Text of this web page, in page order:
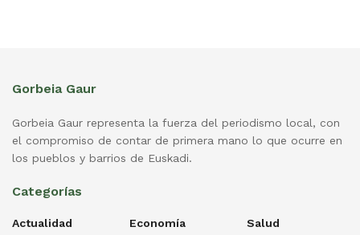
Gorbeia Gaur
Gorbeia Gaur representa la fuerza del periodismo local, con
el compromiso de contar de primera mano lo que ocurre en
los pueblos y barrios de Euskadi.
Categorías
Actualidad
Economía
Salud